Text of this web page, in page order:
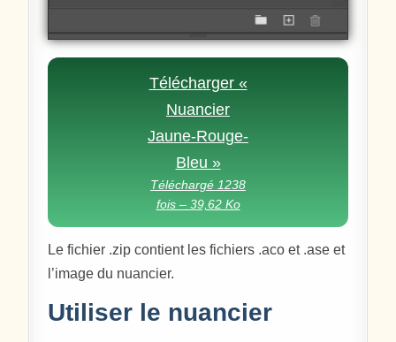
Télécharger «
Nuancier
Jaune-Rouge-
Bleu »
Téléchargé 1238
fois – 39,62 Ko
Le fichier .zip contient les fichiers .aco et .ase et
l’image du nuancier.
Utiliser le nuancier